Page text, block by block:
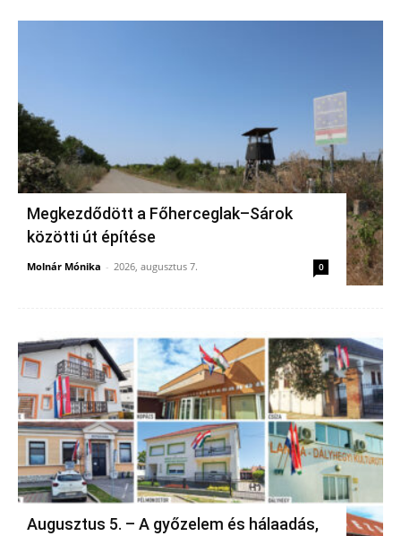
Megkezdődött a Főherceglak–Sárok
közötti út építése
Molnár Mónika - 2026, augusztus 7. 0
Augusztus 5. – A győzelem és hálaadás,